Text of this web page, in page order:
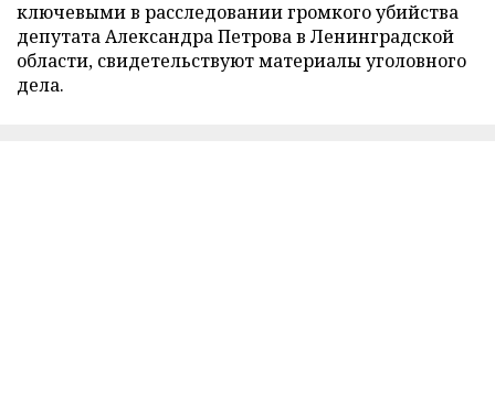
ключевыми в расследовании громкого убийства
депутата Александра Петрова в Ленинградской
области, свидетельствуют материалы уголовного
дела.